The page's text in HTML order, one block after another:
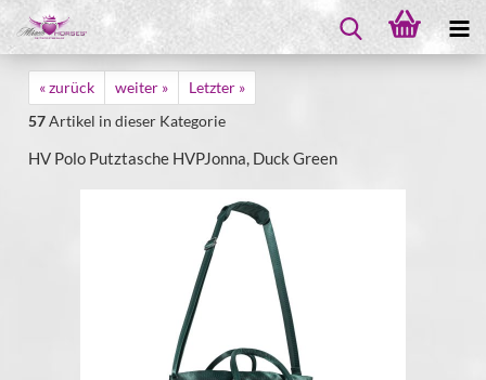
« zurück weiter »
Letzter »
57Artikel in dieser Kategorie
HV Polo Putztasche HVPJonna, Duck Green